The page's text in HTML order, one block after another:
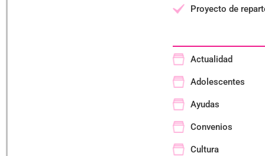
Proyecto de
Actualidad
Adolescentes
Ayudas
Convenios
Cultura